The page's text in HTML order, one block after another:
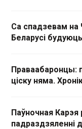
Са спадзевам на
Беларусі
Праваабаронцы:
ціску няма.
Паўночная
падраздзяленні